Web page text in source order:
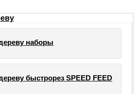
наборы
быстрорез SPEED FEED